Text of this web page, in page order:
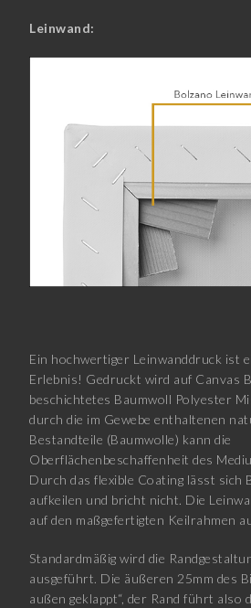
Leinwand:
Ein hochwertiger Leinwanddruck ist
Erlebnis! Gedruckt wird auf Canvas
beschichtetes Baumwoll Polyester
durch die im Gewebe enthaltenen
Bestandteile (Baumwolle) kann die
Oberflächenbeschaffenheit des
Durch das flexible Coating lässt sich
aufkeilen und bricht nicht. Die
auf den maßgefertigten Keilrahmen
Standardmäßig wird die
ausgeführt. Die äußeren 25mm des
außen geklappt“, der Rand führt also